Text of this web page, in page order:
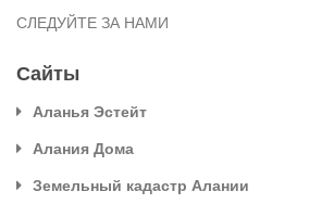
СЛЕДУЙТЕ ЗА НАМИ
Сайты
Аланья Эстейт
Алания Дома
Земельный кадастр Алании